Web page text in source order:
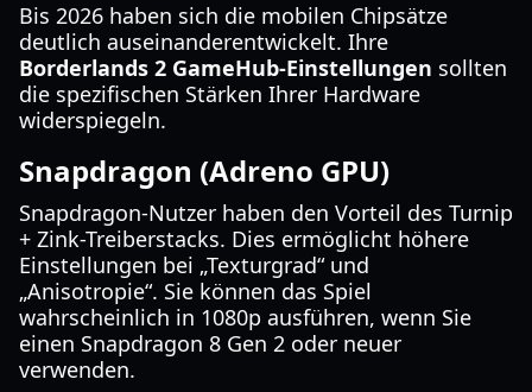
Bis 2026 haben sich die mobilen Chipsätze
deutlich auseinanderentwickelt. Ihre
Borderlands 2 GameHub-Einstellungen sollten
die spezifischen Stärken Ihrer Hardware
widerspiegeln.
Snapdragon (Adreno GPU)
Snapdragon-Nutzer haben den Vorteil des Turnip
+ Zink-Treiberstacks. Dies ermöglicht höhere
Einstellungen bei „Texturgrad“ und
„Anisotropie“. Sie können das Spiel
wahrscheinlich in 1080p ausführen, wenn Sie
einen Snapdragon 8 Gen 2 oder neuer
verwenden.